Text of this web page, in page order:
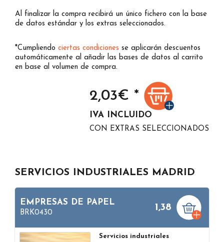
Al finalizar la compra recibirá un único fichero con la base
de datos estándar y los extras seleccionados.
*Cumpliendo ciertas condiciones se aplicarán descuentos
automáticamente al añadir las bases de datos al carrito
en base al volumen de compra.
2,03€ *
IVA INCLUIDO
CON EXTRAS SELECCIONADOS
SERVICIOS INDUSTRIALES MADRID
EMPRESAS DE PAPEL
BRK0430
1,38
Servicios industriales